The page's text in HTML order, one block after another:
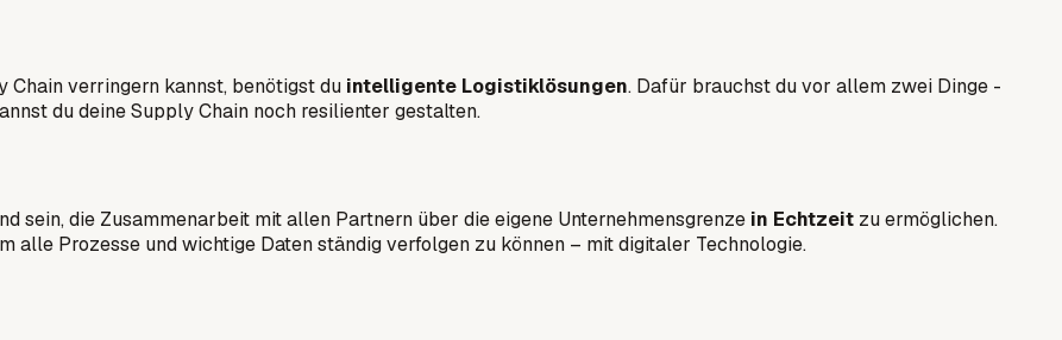
Chain verringern kannst, benötigst du intelligente Logistiklösungen. Dafür brauchst du vor allem zwei Dinge -
du deine Supply Chain noch resilienter gestalten.
sein, die Zusammenarbeit mit allen Partnern über die eigene Unternehmensgrenze in Echtzeit zu ermöglichen.
alle Prozesse und wichtige Daten ständig verfolgen zu können – mit digitaler Technologie.